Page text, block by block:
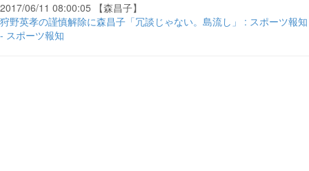
2017/06/11 08:00:05 【森昌子】
狩野英孝の謹慎解除に森昌子「冗談じゃない。島流し」 : スポーツ報知
- スポーツ報知